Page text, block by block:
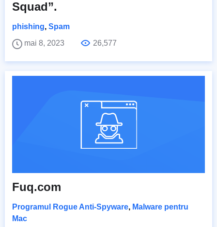
Squad”.
phishing, Spam
mai 8, 2023
26,577
Fuq.com
Programul Rogue Anti-Spyware, Malware pentru
Mac